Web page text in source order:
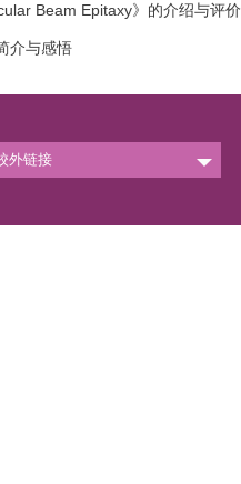
Beam Epitaxy》的介绍与评价
介与感悟
外链接